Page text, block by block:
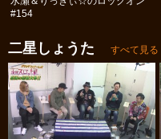
#154
二星しょうた すべて見る